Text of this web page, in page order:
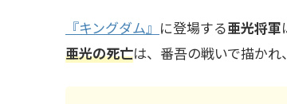
『キングダム』 に登場する亜光将軍
亜光の死亡は、番吾の戦いで描かれ